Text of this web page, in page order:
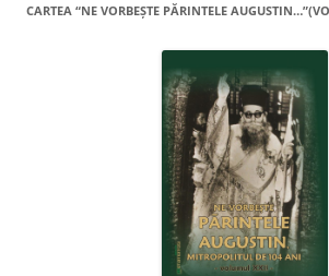
CARTEA “NE VORBEŞTE PĂRINTELE